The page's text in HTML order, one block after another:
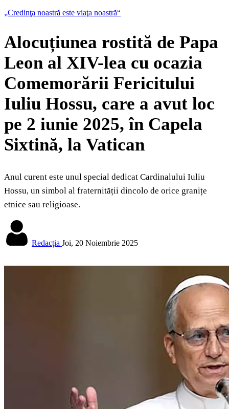
„Credinţa noastră este viaţa noastră“
Alocuțiunea rostită de Papa
Leon al XIV-lea cu ocazia
Comemorării Fericitului
Iuliu Hossu, care a avut loc
pe 2 iunie 2025, în Capela
Sixtină, la Vatican
Anul curent este unul special dedicat Cardinalului Iuliu
Hossu, un simbol al fraternității dincolo de orice granițe
etnice sau religioase.
Redacția Joi, 20 Noiembrie 2025